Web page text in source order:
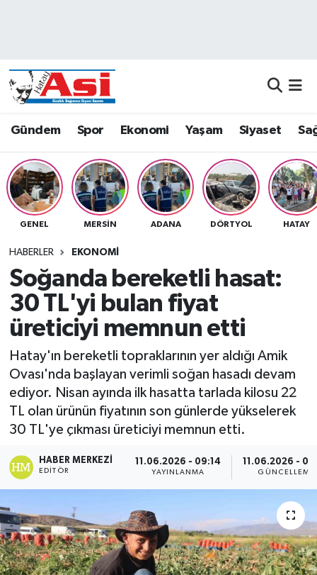
Gündem Spor Ekonomi Yaşam Siyaset
GENEL MERSIN ADANA DÖRTYOL HATAY
HABERLER EKONOMI
Soğanda bereketli hasat:
30 TL'yi bulan fiyat
üreticiyi memnun etti
Hatay'ın bereketli topraklarının yer aldığı Amik
Ovası'nda başlayan verimli soğan hasadı devam
ediyor. Nisan ayında ilk hasatta tarlada kilosu 22
TL olan ürünün fiyatının son günlerde yükselerek
30 TL'ye çıkması üreticiyi memnun etti.
HABER MERKEZI
EDITÖR
11.06.2026 - 09:14
YAYINLANMA
11.06.2026 -
GÜNCELLEME
Dünya
Eğitim
Ekonomi
Gündem
Sağlık
Siyaset
Teknoloji
Yaşam
Hava Durumu
Namaz Vakitleri
Trafik Durumu
Süper Lig Puan Durumu ve Fikstür
Son Dakika Haberleri
Haber Arşivi